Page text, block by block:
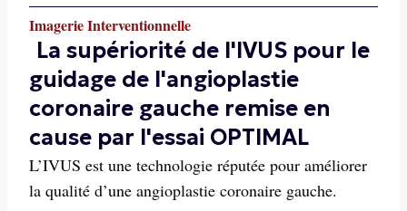
Imagerie Interventionnelle
La supériorité de l'IVUS pour le
guidage de l'angioplastie
coronaire gauche remise en
cause par l'essai OPTIMAL
L’IVUS est une technologie réputée pour améliorer
la qualité d’une angioplastie coronaire gauche.